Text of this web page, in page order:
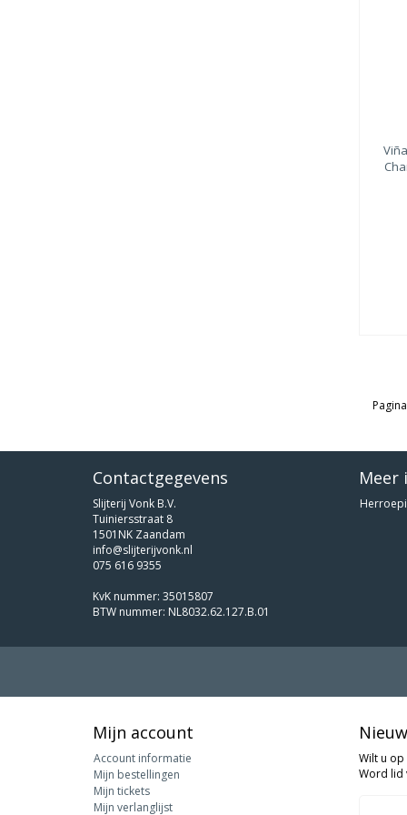
Contactgegevens
Slijterij Vonk B.V.
Tuiniersstraat 8
1501NK Zaandam
info@slijterijvonk.nl
075 616 9355
KvK nummer: 35015807
BTW nummer: NL8032.62.127.B.01
Meer
Mijn account
Account informatie
Mijn bestellingen
Mijn tickets
Mijn verlanglijst
Wilt u
Word lid